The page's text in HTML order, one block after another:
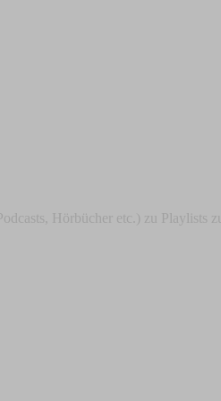
Hörbücher etc.) zu Playlists